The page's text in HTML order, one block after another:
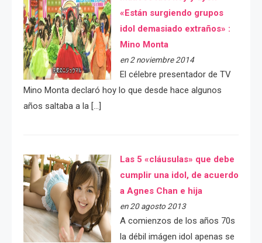
«Están surgiendo grupos
idol demasiado extraños» :
Mino Monta
en 2 noviembre 2014
El célebre presentador de TV
Mino Monta declaró hoy lo que desde hace algunos
años saltaba a la […]
Las 5 «cláusulas» que debe
cumplir una idol, de acuerdo
a Agnes Chan e hija
en 20 agosto 2013
A comienzos de los años 70s
la débil imágen idol apenas se